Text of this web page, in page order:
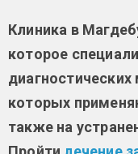
Клиника в
которое
которых
также на